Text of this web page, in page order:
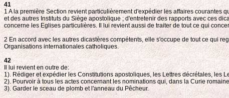
41
1 A la première Section revient particulièrement d'expédier les affaires
et des autres Instituts du Siège apostolique ; d'entretenir des rapports avec ces
concerne les Eglises particulières. Il lui revient aussi de traiter de tout ce qui
2 En accord avec les autres dicastères compétents, elle s'occupe de tout ce qui
Organisations internationales catholiques.
42
Il lui revient en outre de:
1). Rédiger et expédier les Constitutions apostoliques, les Lettres décrétales, les
2). Pourvoir à tous les actes concernant les nominations qui, dans la Curie
3). Garder le sceau de plomb et l'anneau du Pêcheur.